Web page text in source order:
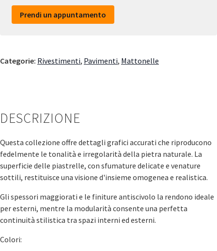
Prendi un appuntamento
Categorie: Rivestimenti, Pavimenti, Mattonelle
DESCRIZIONE
Questa collezione offre dettagli grafici accurati che riproducono
fedelmente le tonalità e irregolarità della pietra naturale. La
superficie delle piastrelle, con sfumature delicate e venature
sottili, restituisce una visione d'insieme omogenea e realistica.
Gli spessori maggiorati e le finiture antiscivolo la rendono ideale
per esterni, mentre la modularità consente una perfetta
continuità stilistica tra spazi interni ed esterni.
Colori: